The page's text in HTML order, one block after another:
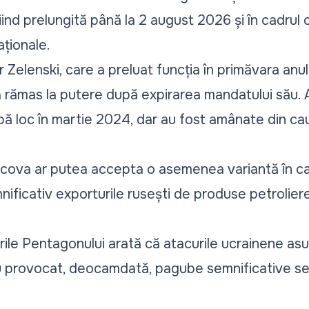
prelungită până la 2 august 2026 și în cadrul
Zelenski, care a preluat funcția în primăvara
la putere după expirarea mandatului său.
loc în martie 2024, dar au fost amânate din
ar putea accepta o asemenea variantă în
exporturile rusești de produse
Pentagonului arată că atacurile ucrainene
deocamdată, pagube semnificative